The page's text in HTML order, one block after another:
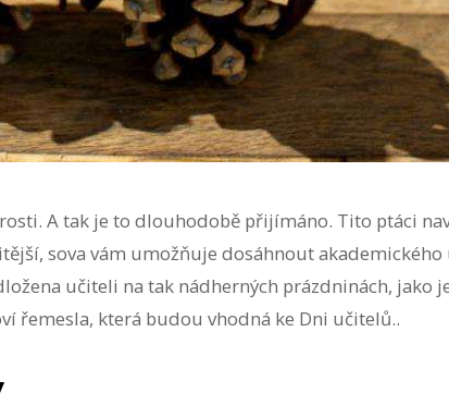
A tak je to dlouhodobě přijímáno. Tito ptáci
sova vám umožňuje dosáhnout akademického
učiteli na tak nádherných prázdninách, jako
řemesla, která budou vhodná ke Dni učitelů..